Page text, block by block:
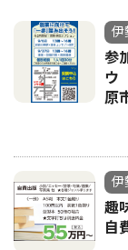
伊
参
ウ
原
伊
趣
自